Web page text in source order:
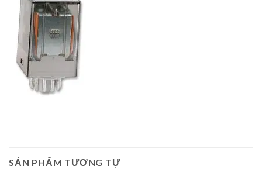
SẢN PHẨM TƯƠNG TỰ